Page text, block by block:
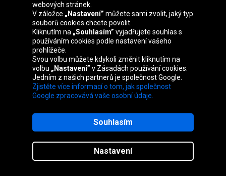
4,48 22 názory Od 1624
Kč
Výrobce pneumatik Nexen se může
pochlubit 60-letou tradicí v projektovaní a
webových stránek.
V záložce „Nastavení” můžete sami zvolit, jaký typ
souborů cookies chcete povolit.
Kliknutím na „Souhlasím” vyjadřujete souhlas s
používáním cookies podle nastavení vašeho
prohlížeče.
Svou volbu můžete kdykoli změnit kliknutím na
volbu „Nastavení” v Zásadách používání cookies.
Jedním z našich partnerů je společnost Google.
Zjistěte více informací o tom, jak společnost
Google zpracovává vaše osobní údaje.
Nastavení
Souhlasím